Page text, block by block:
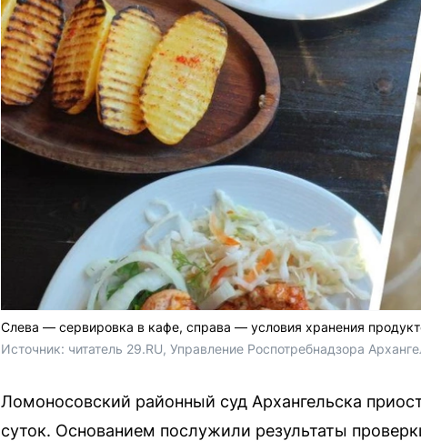
Слева — сервировка в кафе, справа — условия хранения
Источник: читатель 29.RU, Управление Роспотребнадзора
Ломоносовский районный суд Архангельска
суток. Основанием послужили результаты